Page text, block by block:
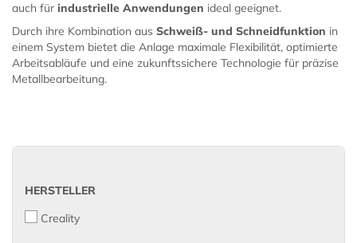
auch für industrielle Anwendungen ideal geeignet.
Durch ihre Kombination aus Schweiß- und Schneidfunktion in
einem System bietet die Anlage maximale Flexibilität, optimierte
Arbeitsabläufe und eine zukunftssichere Technologie für präzise
Metallbearbeitung.
HERSTELLER
Creality